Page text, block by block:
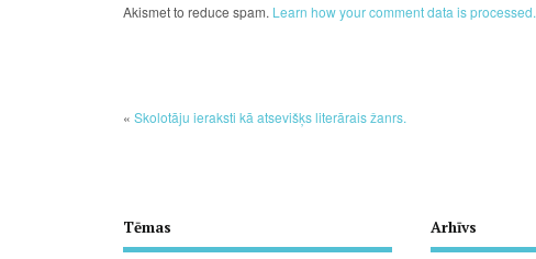
Akismet to reduce spam. Learn how your comment data is processed.
« Skolotāju ieraksti kā atsevišķs literārais žanrs.
Tēmas Arhīvs